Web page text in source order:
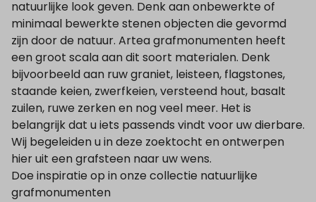
natuurlijke look geven. Denk aan onbewerkte of
minimaal bewerkte stenen objecten die gevormd
zijn door de natuur. Artea grafmonumenten heeft
een groot scala aan dit soort materialen. Denk
bijvoorbeeld aan ruw graniet, leisteen, flagstones,
staande keien, zwerfkeien, versteend hout, basalt
zuilen, ruwe zerken en nog veel meer. Het is
belangrijk dat u iets passends vindt voor uw dierbare.
Wij begeleiden u in deze zoektocht en ontwerpen
hier uit een grafsteen naar uw wens.
Doe inspiratie op in onze collectie natuurlijke
grafmonumenten